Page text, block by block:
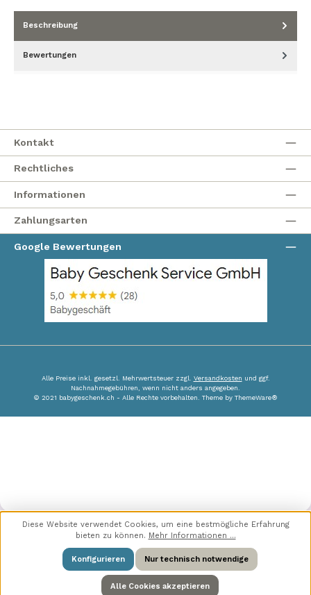
Beschreibung
Bewertungen
Kontakt
Rechtliches
Informationen
Zahlungsarten
Google Bewertungen
Alle Preise inkl. gesetzl. Mehrwertsteuer zzgl. Versandkosten und ggf.
Nachnahmegebühren, wenn nicht anders angegeben.
© 2021 babygeschenk.ch - Alle Rechte vorbehalten. Theme by ThemeWare®
Diese Website verwendet Cookies, um eine bestmögliche Erfahrung
bieten zu können. Mehr Informationen ...
Nur technisch notwendige
Konfigurieren
Alle Cookies akzeptieren